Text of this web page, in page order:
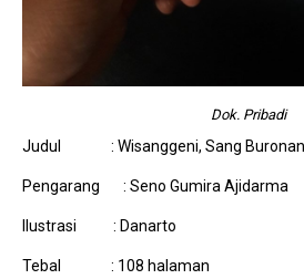
Dok. Pribadi
Judul : Wisanggeni, Sang Buronan
Pengarang : Seno Gumira Ajidarma
Ilustrasi : Danarto
Tebal : 108 halaman